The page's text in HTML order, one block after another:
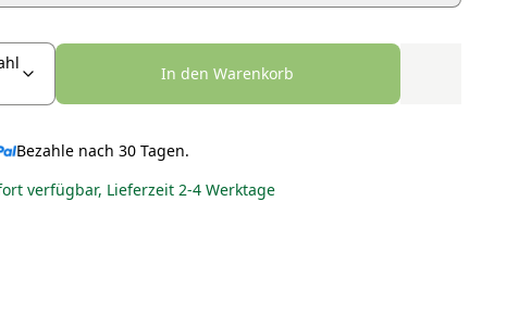
In den Warenkorb
Bezahle nach 30 Tagen.
verfügbar, Lieferzeit 2-4 Werktage